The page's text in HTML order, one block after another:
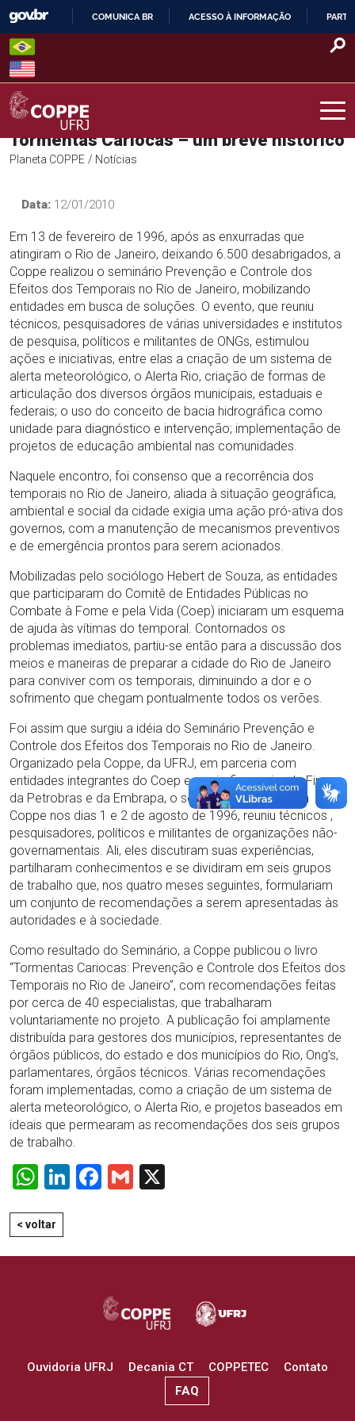
Skip
content
O
COMUNICA BR ACESSO À INFORMAÇÃO
COPPE – UFRJ
Tormentas Cariocas – um breve histórico
Planeta COPPE / Notícias
Data: 12/01/2010
Em 13 de fevereiro de 1996, após as enxurradas que
atingiram o Rio de Janeiro, deixando 6.500 desabrigados, a
Coppe realizou o seminário Prevenção e Controle dos
Efeitos dos Temporais no Rio de Janeiro, mobilizando
entidades em busca de soluções. O evento, que reuniu
técnicos, pesquisadores de várias universidades e institutos
de pesquisa, políticos e militantes de ONGs, estimulou
ações e iniciativas, entre elas a criação de um sistema de
alerta meteorológico, o Alerta Rio, criação de formas de
articulação dos diversos órgãos municipais, estaduais e
federais; o uso do conceito de bacia hidrográfica como
unidade para diagnóstico e intervenção; implementação de
projetos de educação ambiental nas comunidades.
Naquele encontro, foi consenso que a recorrência dos
temporais no Rio de Janeiro, aliada à situação geográfica,
ambiental e social da cidade exigia uma ação pró-ativa dos
governos, com a manutenção de mecanismos preventivos
e de emergência prontos para serem acionados.
Mobilizadas pelo sociólogo Hebert de Souza, as entidades
que participaram do Comitê de Entidades Públicas no
Combate à Fome e pela Vida (Coep) iniciaram um esquema
de ajuda às vítimas do temporal. Contornados os
problemas imediatos, partiu-se então para a discussão dos
meios e maneiras de preparar a cidade do Rio de Janeiro
para conviver com os temporais, diminuindo a dor e o
sofrimento que chegam pontualmente todos os verões.
Foi assim que surgiu a idéia do Seminário Prevenção e
Controle dos Efeitos dos Temporais no Rio de Janeiro.
Organizado pela Coppe, da UFRJ, em parceria com
entidades integrantes do Coep e apoio financeiro da Finep,
da Petrobras e da Embrapa, o seminário, realizado na
Coppe nos dias 1 e 2 de agosto de 1996, reuniu técnicos ,
pesquisadores, políticos e militantes de organizações não-
governamentais. Ali, eles discutiram suas experiências,
partilharam conhecimentos e se dividiram em seis grupos
de trabalho que, nos quatro meses seguintes, formulariam
um conjunto de recomendações a serem apresentadas às
autoridades e à sociedade.
Como resultado do Seminário, a Coppe publicou o livro
“Tormentas Cariocas: Prevenção e Controle dos Efeitos dos
Temporais no Rio de Janeiro”, com recomendações feitas
por cerca de 40 especialistas, que trabalharam
voluntariamente no projeto. A publicação foi amplamente
distribuída para gestores dos municípios, representantes de
órgãos públicos, do estado e dos municípios do Rio, Ong’s,
parlamentares, órgãos técnicos. Várias recomendações
foram implementadas, como a criação de um sistema de
alerta meteorológico, o Alerta Rio, e projetos baseados em
ideais que permearam as recomendações dos seis grupos
de trabalho.
WhatsApp
LinkedIn
Facebook
Gmail
< voltar
Ouvidoria UFRJ Decania CT COPPETEC
Contato
FAQ